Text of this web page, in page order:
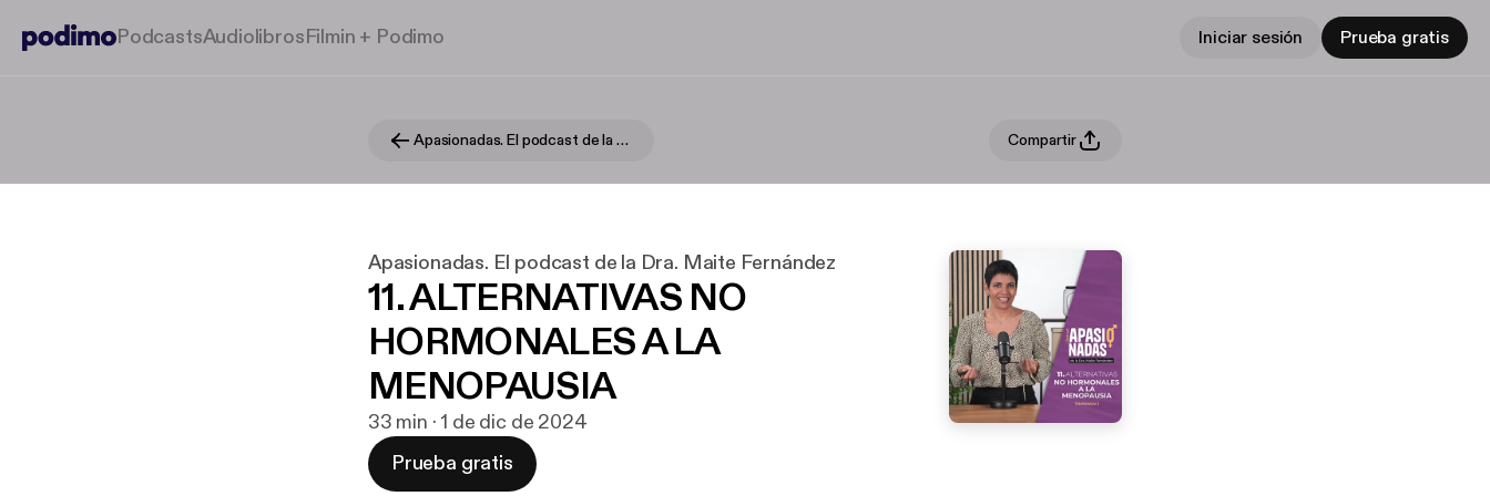
PodcastsAudiolibrosFilmin + Podimo Iniciar sesión Prueba gratis
Apasionadas. El podcast de la Dra. Maite Fernández Compartir
Apasionadas. El podcast de la Dra. Maite Fernández
11. ALTERNATIVAS NO
HORMONALES A LA
MENOPAUSIA
33 min · 1 de dic de 2024
Prueba gratis